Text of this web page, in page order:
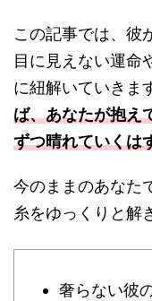
この記事では、彼
目に見えない運命
に紐解いていきま
ば、あなたが抱え
ずつ晴れていくは
今のままのあなた
糸をゆっくりと解
奢らない彼